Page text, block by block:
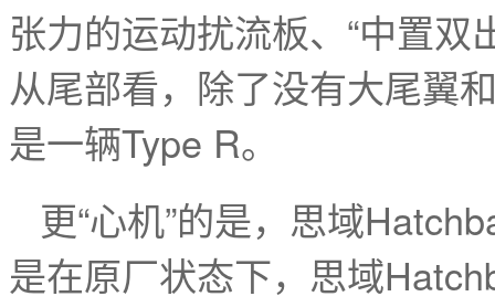
张力的运动扰流板、“中置
从尾部看，除了没有大尾翼
是一辆Type R。
更“心机”的是，思域
是在原厂状态下，思域